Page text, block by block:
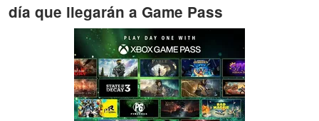
día que llegarán a Game Pass